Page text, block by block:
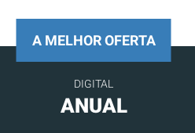
A MELHOR OFERTA
DIGITAL
ANUAL